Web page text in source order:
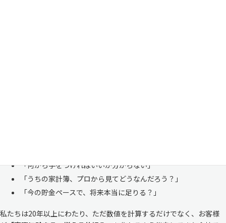
「何から手をつければいいか分からない」
「うちの家計簿、プロから見てどうなんだろう？」
「今の貯金ペースで、将来本当に足りる？」
私たちは20年以上にわたり、ただ数値を計算するだけでなく、お客様